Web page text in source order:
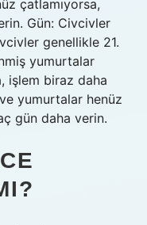
çatlamıyorsa,
Gün: Civcivler
genellikle 21.
yumurtalar
işlem biraz daha
yumurtalar henüz
gün daha verin.